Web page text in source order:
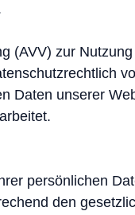
(AVV) zur
Daten unserer
persönlichen
den